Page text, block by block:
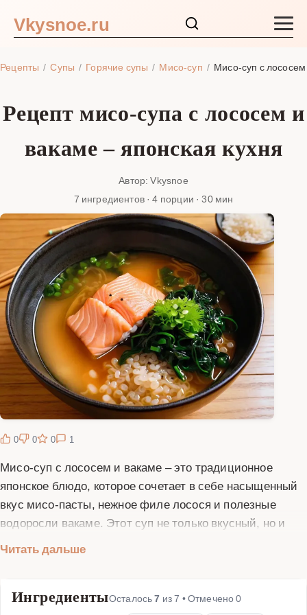
Vkysnoe.ru
Рецепты Супы Горячие супы Мисо-суп Мисо-суп с
Рецепт мисо-супа с лососем и
вакаме – японская кухня
Автор: Vkysnoe
7 ингредиентов · 4 порции · 30 мин
0 0 0 1
Мисо-суп с лососем и вакаме – это традиционное
японское блюдо, которое сочетает в себе насыщенный
вкус мисо-пасты, нежное филе лосося и полезные
водоросли вакаме. Этот суп не только вкусный, но и
питательных веществ и микроэлементов. Мисо-паста,
способствующими улучшению пищеварения. Лосось
Читать дальше
ИнгредиентыОсталось7 из7 • Отмечено0